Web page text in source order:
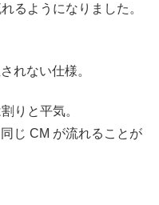
るようになりました。
れない仕様。
りと平気。
じ CM が流れることが